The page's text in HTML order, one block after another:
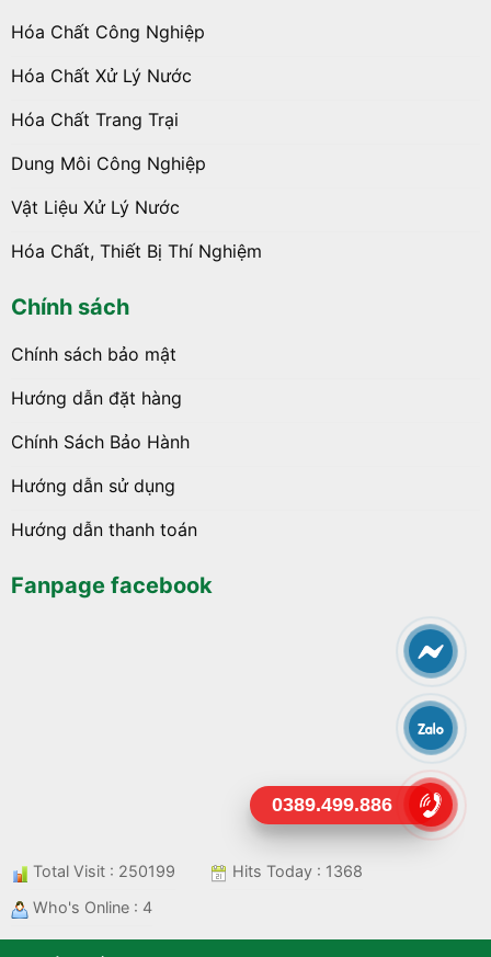
Hóa Chất Công Nghiệp
Hóa Chất Xử Lý Nước
Hóa Chất Trang Trại
Dung Môi Công Nghiệp
Vật Liệu Xử Lý Nước
Hóa Chất, Thiết Bị Thí Nghiệm
Chính sách
Chính sách bảo mật
Hướng dẫn đặt hàng
Chính Sách Bảo Hành
Hướng dẫn sử dụng
Hướng dẫn thanh toán
Fanpage facebook
Total Visit : 250199
Hits Today : 1368
Who's Online : 4
0389.499.886